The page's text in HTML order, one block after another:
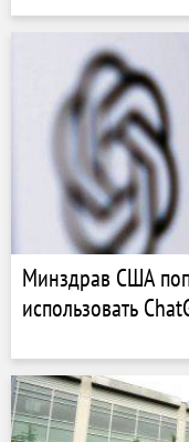
Минздрав США
использовать